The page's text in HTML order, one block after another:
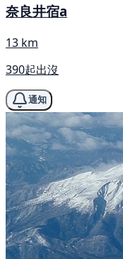
奈良井宿a
13 km
390起出沒
通知